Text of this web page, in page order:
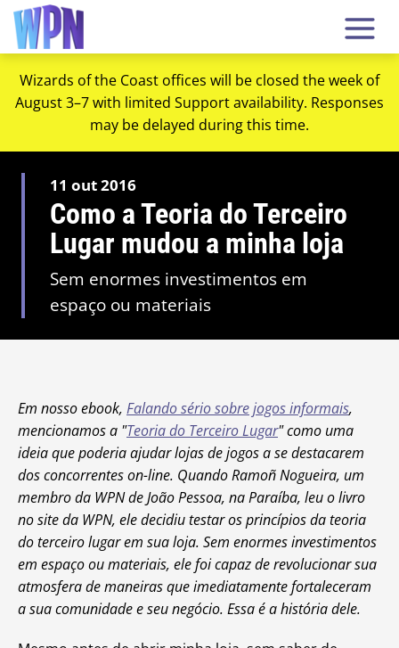
Wizards of the Coast offices will be closed the week of
August 3–7 with limited Support availability. Responses
may be delayed during this time.
11 out 2016
Como a Teoria do Terceiro
Lugar mudou a minha loja
Sem enormes investimentos em
espaço ou materiais
Em nosso ebook, Falando sério sobre jogos informais,
mencionamos a "Teoria do Terceiro Lugar" como uma
ideia que poderia ajudar lojas de jogos a se destacarem
dos concorrentes on-line. Quando Ramoñ Nogueira, um
membro da WPN de João Pessoa, na Paraíba, leu o livro
no site da WPN, ele decidiu testar os princípios da teoria
do terceiro lugar em sua loja. Sem enormes investimentos
em espaço ou materiais, ele foi capaz de revolucionar sua
atmosfera de maneiras que imediatamente fortaleceram
a sua comunidade e seu negócio. Essa é a história dele.